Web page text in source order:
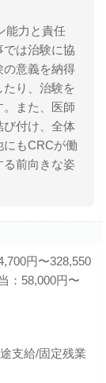
能力と責任
は治験に協
の意義を納得
たり、治験を
また、医師
び付け、全体
にもCRCが働
る前向きな姿
円〜328,550
：58,000円〜
支給/固定残業